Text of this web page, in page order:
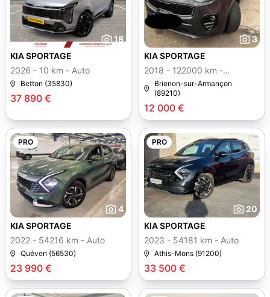
18
37 890 €
KIA SPORTAGE
2026 - 10 km - Auto
Betton (35830)
3
12 000 €
KIA SPORTAGE
2018 - 122000 km -
Manuelle
Brienon-sur-Armançon
(89210)
PRO
4
23 990 €
KIA SPORTAGE
2022 - 54216 km - Auto
Quéven (56530)
PRO
20
33 500 €
KIA SPORTAGE
2023 - 54181 km - Auto
Athis-Mons (91200)